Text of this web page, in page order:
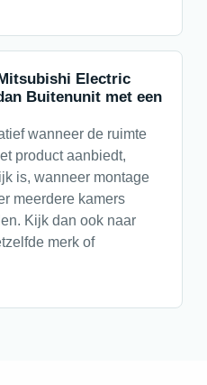
Electric
Buitenunit met een
wanneer de ruimte
product aanbiedt,
is, wanneer montage
meerdere kamers
Kijk dan ook naar
merk of